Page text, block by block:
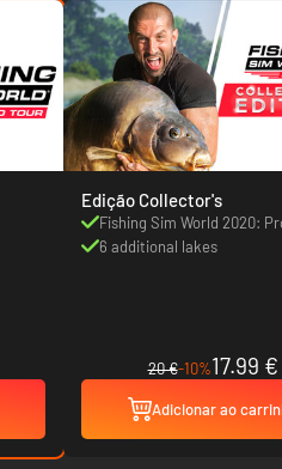
Edição Collector's
Fishing Sim World 2020:
6 additional lakes
20 €-10%17.99 €
Adicionar ao